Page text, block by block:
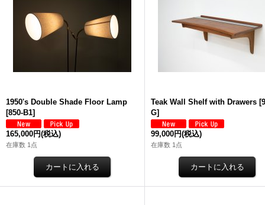
1950's Double Shade Floor Lamp
[850-B1]
165,000円(税込)
在庫数 1点
Teak Wall Shelf with Drawers [
G]
99,000円(税込)
在庫数 1点